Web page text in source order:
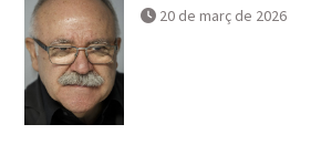
20 de març de 2026